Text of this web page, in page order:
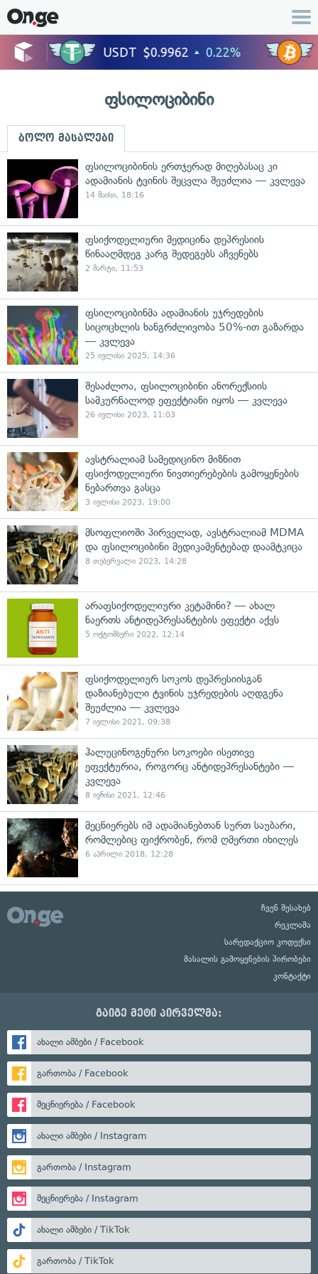
ფსილოციბინი
ბოლო მასალები
ფსილოციბინის ერთჯერად მიღებასაც კი
ადამიანის ტვინის შეცვლა შეუძლია — კვლევა
14 მაისი, 18:16
ფსიქოდელიური მედიცინა დეპრესიის
წინააღმდეგ კარგ შედეგებს აჩვენებს
2 მარტი, 11:53
ფსილოციბინმა ადამიანის უჯრედების
სიცოცხლის ხანგრძლივობა 50%-ით გაზარდა
— კვლევა
25 ივლისი 2025, 14:36
შესაძლოა, ფსილოციბინი ანორექსიის
სამკურნალოდ ეფექტიანი იყოს — კვლევა
26 ივლისი 2023, 11:03
ავსტრალიამ სამედიცინო მიზნით
ფსიქოდელიური ნივთიერებების გამოყენების
ნებართვა გასცა
3 ივლისი 2023, 19:00
მსოფლიოში პირველად, ავსტრალიამ MDMA
და ფსილოციბინი მედიკამენტებად დაამტკიცა
8 თებერვალი 2023, 14:28
არაფსიქოდელიური კეტამინი? — ახალ
ნაერთს ანტიდეპრესანტების ეფექტი აქვს
5 ოქტომბერი 2022, 12:14
ფსიქოდელიურ სოკოს დეპრესიისგან
დაზიანებული ტვინის უჯრედების აღდგენა
შეუძლია — კვლევა
7 ივლისი 2021, 09:38
ჰალუცინოგენური სოკოები ისეთივე
ეფექტურია, როგორც ანტიდეპრესანტები —
კვლევა
8 ივნისი 2021, 12:46
მეცნიერებს იმ ადამიანებთან სურთ საუბარი,
რომლებიც ფიქრობენ, რომ ღმერთი იხილეს
6 აპრილი 2018, 12:28
ჩვენ შესახებ
რეკლამა
სარედაქციო კოდექსი
მასალის გამოყენების პირობები
კონტაქტი
გაიგე მეტი პირველმა:
ახალი ამბები / Facebook
გართობა / Facebook
მეცნიერება / Facebook
ახალი ამბები / Instagram
გართობა / Instagram
მეცნიერება / Instagram
ახალი ამბები / TikTok
გართობა / TikTok